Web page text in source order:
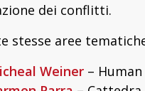
dei conflitti.
stesse aree
Weiner –